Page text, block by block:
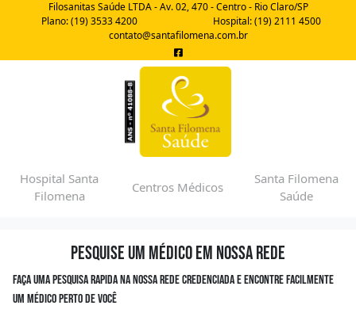
Filosanitas Saúde LTDA - Av. 02, 470 - Centro - Rio Claro/SP
Plano: (19) 3533 4200
Hospital: (19) 2111 4500
contato@santafilomena.com.br
Hospital Santa
Filomena
Centros Médicos
Santa Filomena
Saúde
Pesquise um médico em nossa rede
Faça uma pesquisa rapida na nossa rede credenciada e encontre facilmente
um médico perto de você